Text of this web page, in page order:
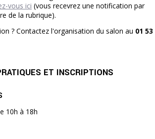
vous ici (vous recevrez une notification par
de la rubrique).
? Contactez l'organisation du salon au 01 53
ET INSCRIPTIONS
10h à 18h